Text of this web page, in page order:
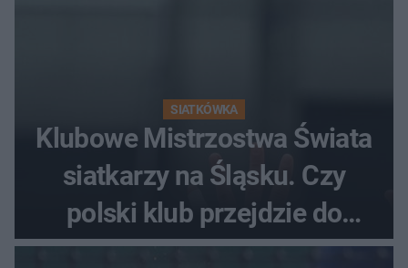
SIATKÓWKA
Klubowe Mistrzostwa Świata
siatkarzy na Śląsku. Czy
polski klub przejdzie do
historii